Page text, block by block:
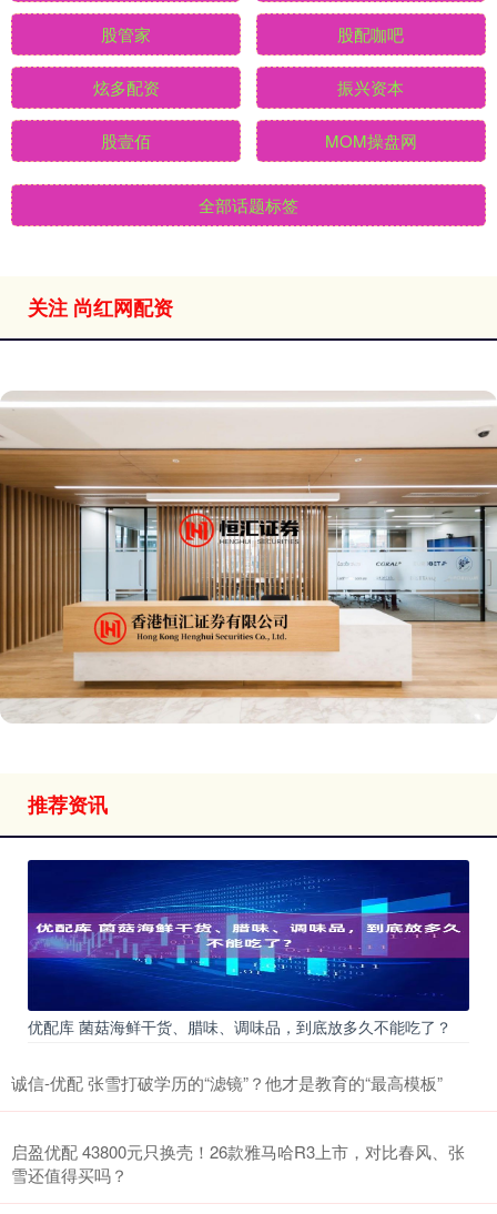
股管家 股配咖吧
炫多配资 振兴资本
股壹佰 MOM操盘网
全部话题标签
关注 尚红网配资
推荐资讯
优配库 菌菇海鲜干货、腊味、调味品，到底放多久不能吃了？
诚信-优配 张雪打破学历的“滤镜”？他才是教育的“最高模板”
启盈优配 43800元只换壳！26款雅马哈R3上市，对比春风、张
雪还值得买吗？